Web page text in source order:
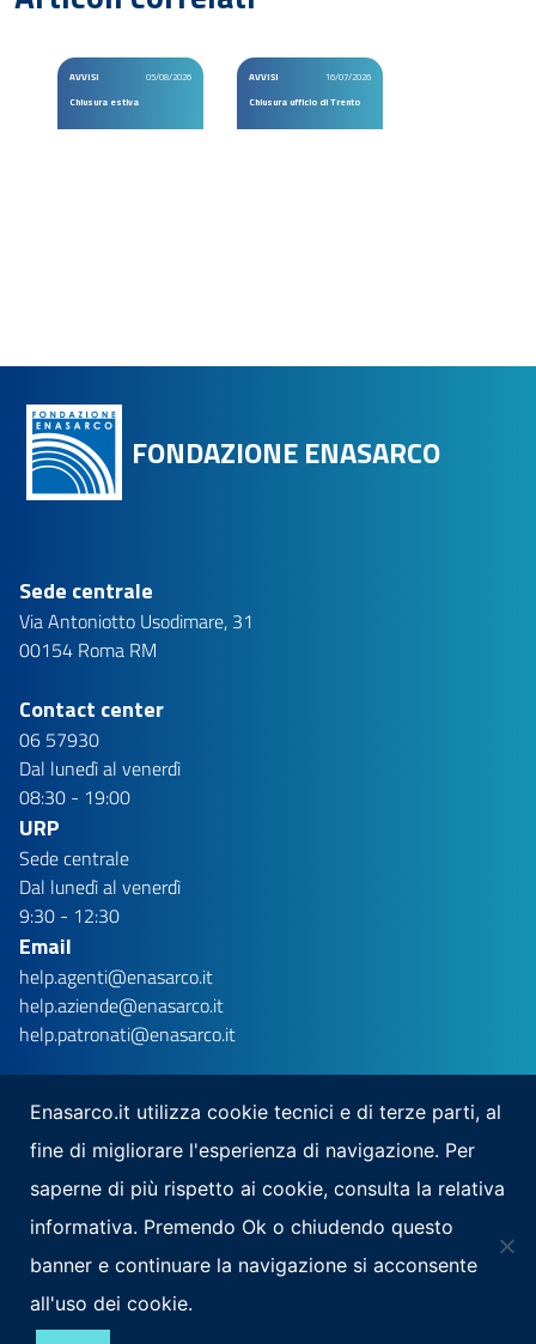
AVVISI
05/08/2026
Chiusura estiva
AVVISI
16/07/2026
Chiusura ufficio di Trento
FONDAZIONE ENASARCO
Sede centrale
Via Antoniotto Usodimare, 31
00154 Roma RM
Contact center
06 57930
Dal lunedì al venerdì
08:30 - 19:00
URP
Sede centrale
Dal lunedì al venerdì
9:30 - 12:30
Email
help.agenti@enasarco.it
help.aziende@enasarco.it
help.patronati@enasarco.it
Scarica la nostra app per mobile
Note Legali Privacy
Enasarco.it utilizza cookie tecnici e di terze parti, al
fine di migliorare l'esperienza di navigazione. Per
saperne di più rispetto ai cookie, consulta la relativa
informativa. Premendo Ok o chiudendo questo
banner e continuare la navigazione si acconsente
all'uso dei cookie.